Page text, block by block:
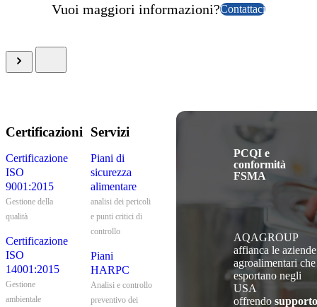
Vuoi maggiori informazioni?Contattaci
Certificazioni
Certificazione
ISO
9001:2015
Gestione della
qualità
Certificazione
ISO
14001:2015
Gestione
ambientale
Servizi
Piani di
sicurezza
alimentare
analisi dei pericoli
e punti critici di
controllo
Piani
HARPC
Analisi e controllo
preventivo dei
PCQI e
conformità
FSMA
AQAGROUP
affianca le aziende
agroalimentari che
esportano negli
USA
offrendo supporto